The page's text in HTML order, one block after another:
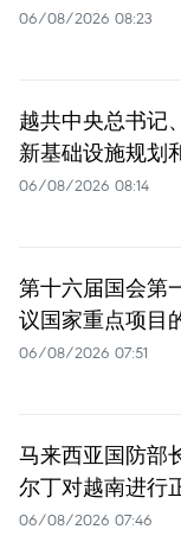
06/08/2026 08:23
越共中央总书记
新基础设施规划
06/08/2026 08:14
第十六届国会第
议国家重点项目
06/08/2026 07:51
马来西亚国防部
尔丁对越南进行
06/08/2026 07:46